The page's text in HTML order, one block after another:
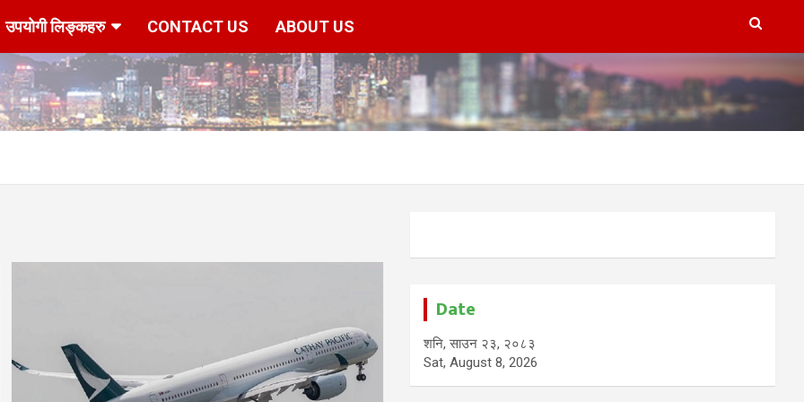
उपयोगी लिङ्कहरु CONTACT US ABOUT US
Date
शनि, साउन २३, २०८३
Sat, August 8, 2026